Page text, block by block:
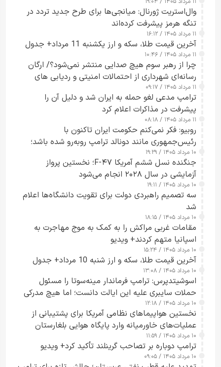
وال‌استریت ژورنال: میانجی‌ها برای طرح جدید تردد در
تنگه هرمز پیشرفت کرده‌اند
۱۱ مرداد ۱۴۰۵ / ۱۶:۱۲
آخرین قیمت طلا، سکه و ارز یکشنبه 11 مرداد+ جدول
۱۱ مرداد ۱۴۰۵ / ۱۰:۴۶
چرا از رهبر سوم هیچ صدایی منتشر نمی‌شود؟/ ارگان
رسانه‌ای شهرداری از احتمالات امنیتی و ردیابی های
جاسوسی گفت
۱۱ مرداد ۱۴۰۵ / ۰۹:۱۷
ترامپ مدعی لغو حمله به ایران شد و دلیل آن را
پیشرفت در مذاکرات اعلام کرد
۱۱ مرداد ۱۴۰۵ / ۰۸:۱۸
روبیو: فکر نمی‌کنم حکومت ایران تاکنون با
رئیس‌جمهوری مانند دونالد ترامپ روبه‌رو شده باشد؛
کسی که واقعاً دست به اقدام می‌زند
۱۰ مرداد ۱۴۰۵ / ۱۹:۲۹
جنگنده نسل ششم آمریکا F-۴۷؛ نخستین پرواز
آزمایشی در سال ۲۰۲۸ انجام می‌شود
۱۰ مرداد ۱۴۰۵ / ۱۹:۱۱
سه تصمیم راهبردی دولت برای تقویت دانشگاه‌ها اعلام
شد
۱۰ مرداد ۱۴۰۵ / ۱۸:۱۵
مقامات غربی مراکش را به کمک به موج مهاجرت به
اسپانیا متهم کردند+ ویدیو
۱۰ مرداد ۱۴۰۵ / ۱۵:۲۴
آخرین قیمت طلا، سکه و ارز شنبه 10 مرداد+ جدول
۱۰ مرداد ۱۴۰۵ / ۱۳:۰۸
اسوشیتدپرس: ترامپ فرماندار مینه‌سوتا را مسئول
حملات سایبری علیه این ایالت دانست؛ اما هیچ مدرکی
ارائه نکرد
۱۰ مرداد ۱۴۰۵ / ۱۲:۱۸
نخستین هواپیماهای نظامی آمریکا برای پشتیبانی از
عملیات‌های خاورمیانه وارد پایگاه هوایی بلغارستان
شدند
۱۰ مرداد ۱۴۰۵ / ۱۱:۵۹
ترامپ دوباره بر تصاحب گرینلند تأکید کرد+ ویدیو
۱۰ مرداد ۱۴۰۵ / ۰۹:۰۵